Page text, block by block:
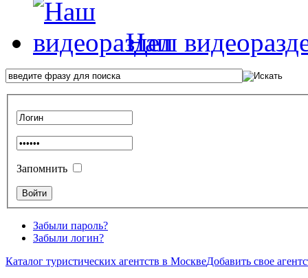
Наш
Запомнить
Забыли пароль?
Забыли логин?
Каталог туристических агентств в МосквеДобавить свое